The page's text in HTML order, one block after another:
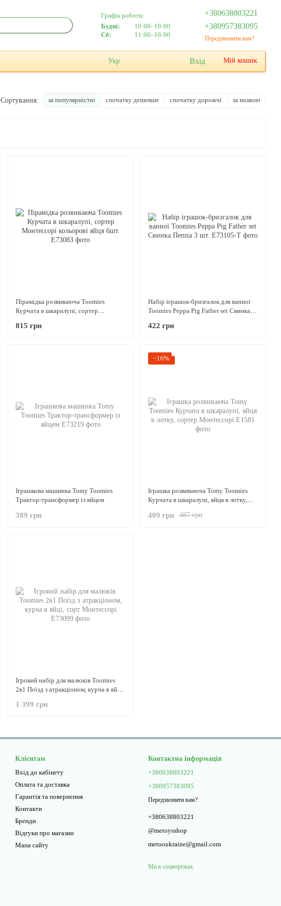
Графік роботи:
Будні:
10:00–19:00
Сб:
11:00–16:00
+380638803221
+380957383095
Передзвонити вам?
Укр Вхід Мій кошик
Сортування: за популярністю спочатку дешевше спочатку дорожчі за назвою
Пірамідка розвиваюча Toomies
Курчата в шкаралупі, сортер
815 грн
Набір іграшок-бризгалок для ванної
Toomies Peppa Pig Father set Свинка
422 грн
Іграшкова машинка Tomy Toomies
Трактор-трансформер із яйцем
389 грн
−16%
Іграшка розвиваюча Tomy Toomies
Курчата в шкаралупі, яйця в лотку,
487 грн
409 грн
Ігровий набір для малюків Toomies
2в1 Поїзд з атракціоном, курча в яйці,
1 399 грн
Клієнтам
Вхід до кабінету
Оплата та доставка
Гарантiя та повернення
Контакти
Бренди
Відгуки про магазин
Мапа сайту
Контактна інформація
+380638803221
+380957383095
Передзвонити вам?
+380638803221
@metoysshop
metooukraine@gmail.com
Ми в соцмережах